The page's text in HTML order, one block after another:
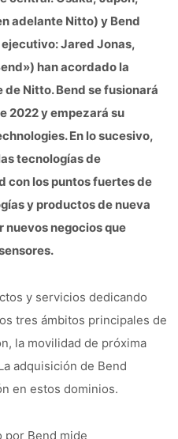
adelante Nitto) y Bend
ejecutivo: Jared Jonas,
han acordado la
Nitto. Bend se fusionará
2022 y empezará su
En lo sucesivo,
tecnologías de
con los puntos fuertes de
y productos de nueva
nuevos negocios que
y servicios dedicando
tres ámbitos principales de
la movilidad de próxima
adquisición de Bend
en estos dominios.
por Bend mide